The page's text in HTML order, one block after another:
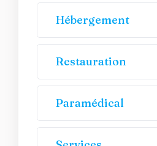
Hébergement
Restauration
Paramédical